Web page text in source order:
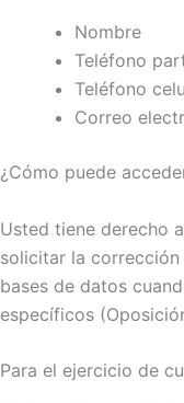
Nombre
Teléfono
Teléfono
Correo
¿Cómo puede
Usted tiene derecho
solicitar la
bases de datos
específicos
Para el ejercicio de